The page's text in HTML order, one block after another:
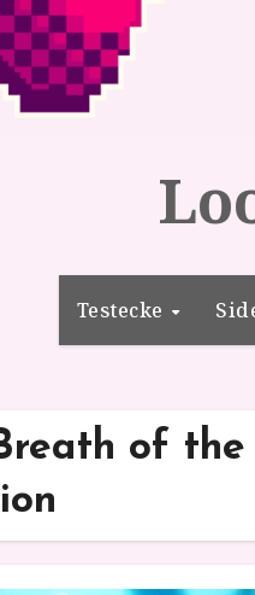
Testecke
of the